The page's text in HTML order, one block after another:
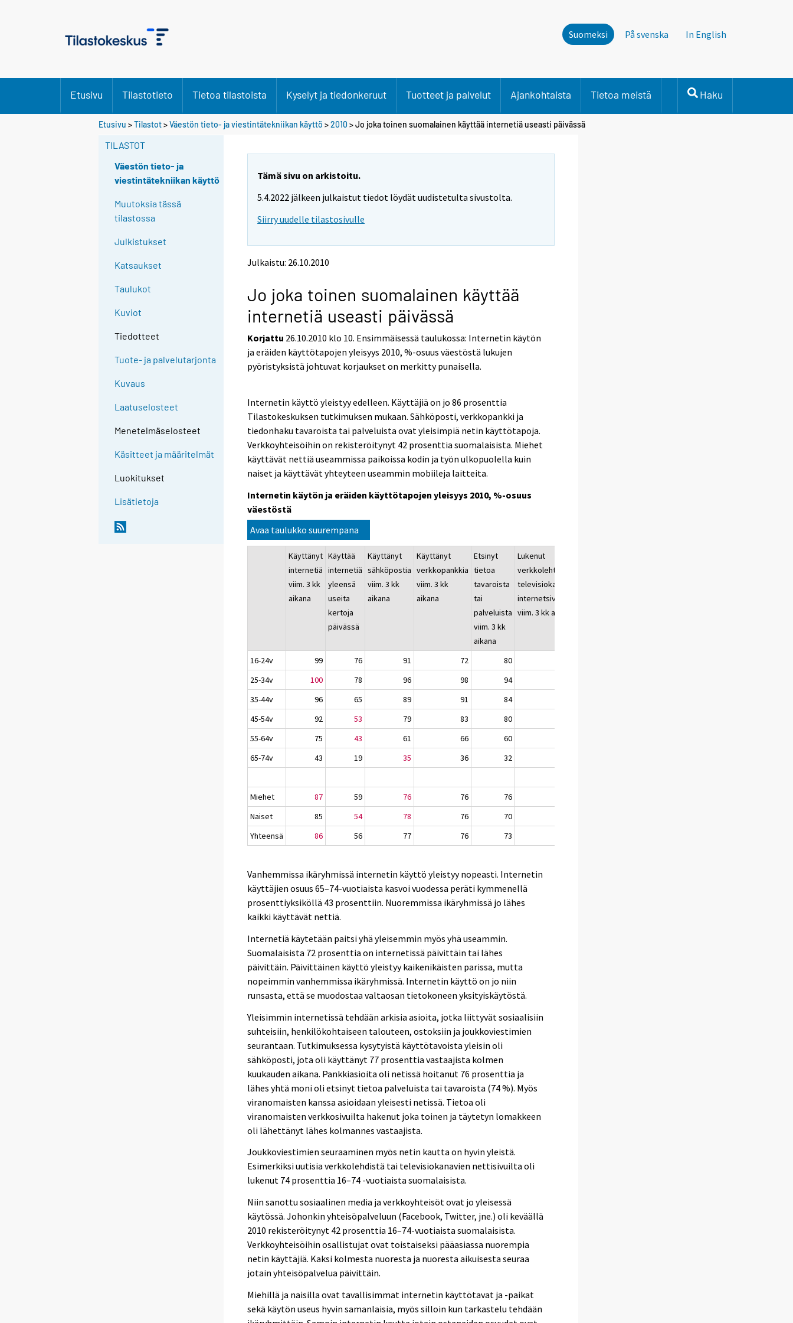
Suomeksi På svenska In English
Etusivu Tilastotieto Tietoa tilastoista Kyselyt ja tiedonkeruut Tuotteet ja palvelut Ajankohtaista Tietoa meistä Haku
Etusivu >Tilastot>Väestön tieto- ja viestintätekniikan käyttö >2010 > Jo joka toinen suomalainen käyttää internetiä useasti päivässä
TILASTOT
Väestön tieto- ja
viestintätekniikan käyttö
Muutoksia tässä
tilastossa
Julkistukset
Katsaukset
Taulukot
Kuviot
Tiedotteet
Tuote- ja palvelutarjonta
Kuvaus
Laatuselosteet
Menetelmäselosteet
Käsitteet ja määritelmät
Luokitukset
Lisätietoja
Tämä sivu on arkistoitu.
5.4.2022 jälkeen julkaistut tiedot löydät uudistetulta sivustolta.
Siirry uudelle tilastosivulle
Julkaistu: 26.10.2010
Jo joka toinen suomalainen käyttää
internetiä useasti päivässä
Korjattu 26.10.2010 klo 10. Ensimmäisessä taulukossa: Internetin käytön
ja eräiden käyttötapojen yleisyys 2010, %-osuus väestöstä lukujen
pyöristyksistä johtuvat korjaukset on merkitty punaisella.
Internetin käyttö yleistyy edelleen. Käyttäjiä on jo 86 prosenttia
Tilastokeskuksen tutkimuksen mukaan. Sähköposti, verkkopankki ja
tiedonhaku tavaroista tai palveluista ovat yleisimpiä netin käyttötapoja.
Verkkoyhteisöihin on rekisteröitynyt 42 prosenttia suomalaisista. Miehet
käyttävät nettiä useammissa paikoissa kodin ja työn ulkopuolella kuin
naiset ja käyttävät yhteyteen useammin mobiileja laitteita.
Internetin käytön ja eräiden käyttötapojen yleisyys 2010, %-osuus
väestöstä
Avaa taulukko suurempana
Käyttänyt
internetiä
viim. 3 kk
aikana
Käyttää
internetiä
yleensä
useita
kertoja
päivässä
Käyttänyt
sähköpostia
viim. 3 kk
aikana
Käyttänyt
verkkopankkia
viim. 3 kk
aikana
Etsinyt
tietoa
tavaroista
tai
palveluista
viim. 3 kk
aikana
Lukenut
verkkolehtiä tai
televisiokanavien
internetsivuja
viim. 3 kk aikana
16-24v 99 76 91 72 80
25-34v
100 78 96 98 94
35-44v
96 65 89 91 84
45-54v
92 53 79 83 80
55-64v
75 43 61 66 60
65-74v
43 19 35 36 32
Miehet 87 59 76 76 76
Naiset
85 54 78 76 70
Yhteensä
86 56 77 76 73
Vanhemmissa ikäryhmissä internetin käyttö yleistyy nopeasti. Internetin
käyttäjien osuus 65–74-vuotiaista kasvoi vuodessa peräti kymmenellä
prosenttiyksiköllä 43 prosenttiin. Nuoremmissa ikäryhmissä jo lähes
kaikki käyttävät nettiä.
Internetiä käytetään paitsi yhä yleisemmin myös yhä useammin.
Suomalaisista 72 prosenttia on internetissä päivittäin tai lähes
päivittäin. Päivittäinen käyttö yleistyy kaikenikäisten parissa, mutta
nopeimmin vanhemmissa ikäryhmissä. Internetin käyttö on jo niin
runsasta, että se muodostaa valtaosan tietokoneen yksityiskäytöstä.
Yleisimmin internetissä tehdään arkisia asioita, jotka liittyvät sosiaalisiin
suhteisiin, henkilökohtaiseen talouteen, ostoksiin ja joukkoviestimien
seurantaan. Tutkimuksessa kysytyistä käyttötavoista yleisin oli
sähköposti, jota oli käyttänyt 77 prosenttia vastaajista kolmen
kuukauden aikana. Pankkiasioita oli netissä hoitanut 76 prosenttia ja
lähes yhtä moni oli etsinyt tietoa palveluista tai tavaroista (74 %). Myös
viranomaisten kanssa asioidaan yleisesti netissä. Tietoa oli
viranomaisten verkkosivuilta hakenut joka toinen ja täytetyn lomakkeen
oli lähettänyt lähes kolmannes vastaajista.
Joukkoviestimien seuraaminen myös netin kautta on hyvin yleistä.
Esimerkiksi uutisia verkkolehdistä tai televisiokanavien nettisivuilta oli
lukenut 74 prosenttia 16–74 -vuotiaista suomalaisista.
Niin sanottu sosiaalinen media ja verkkoyhteisöt ovat jo yleisessä
käytössä. Johonkin yhteisöpalveluun (Facebook, Twitter, jne.) oli keväällä
2010 rekisteröitynyt 42 prosenttia 16–74-vuotiaista suomalaisista.
Verkkoyhteisöihin osallistujat ovat toistaiseksi pääasiassa nuorempia
netin käyttäjiä. Kaksi kolmesta nuoresta ja nuoresta aikuisesta seuraa
jotain yhteisöpalvelua päivittäin.
Miehillä ja naisilla ovat tavallisimmat internetin käyttötavat ja -paikat
sekä käytön useus hyvin samanlaisia, myös silloin kun tarkastelu tehdään